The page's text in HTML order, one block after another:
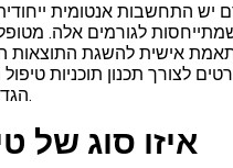
יש התחשבות אנטומית
לגורמים אלה.
אישית להשגת התוצאות
לצורך תכנון תוכניות
הגדלת חזה בטורקיה יכולים להבטיח שהמטופלים ירגישו בטוחים ומודעים לאורך כל תהליך הניתוח.
איזו סוג של